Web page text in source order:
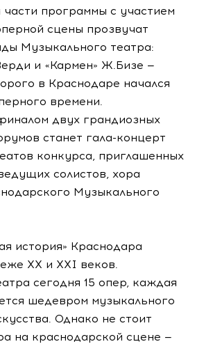
программы с участием
сцены прозвучат
Музыкального театра:
и «Кармен» Ж.Бизе —
в Краснодаре начался
времени.
двух грандиозных
станет гала-концерт
конкурса, приглашенных
солистов, хора
Музыкального
история» Краснодара
ХХ и ХХI веков.
сегодня 15 опер, каждая
шедевром музыкального
Однако не стоит
на краснодарской сцене —